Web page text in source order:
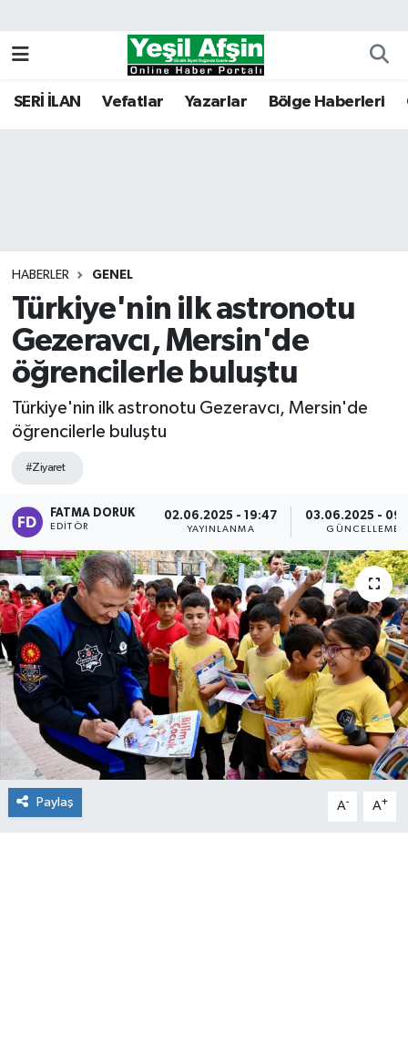
SERİ İLAN Vefatlar Yazarlar Bölge Haberleri
HABERLER GENEL
Türkiye'nin ilk astronotu
Gezeravcı, Mersin'de
öğrencilerle buluştu
Türkiye'nin ilk astronotu Gezeravcı, Mersin'de
öğrencilerle buluştu
#Ziyaret
FATMA DORUK
EDITÖR
02.06.2025 - 19:47
YAYINLANMA
03.06.2025 -
GÜNCELLEME
Paylaş A- A+
Kahramanmaraş Nöbetçi Eczaneler
Tüm Manşetler
Son Dakika Haberleri